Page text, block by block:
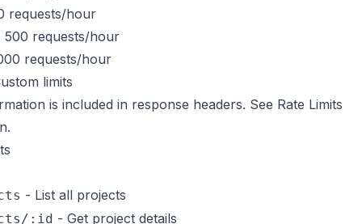
requests/hour
500 requests/hour
requests/hour
limits
is included in response headers. See Rate Limits
.
- List all projects
:id - Get project details